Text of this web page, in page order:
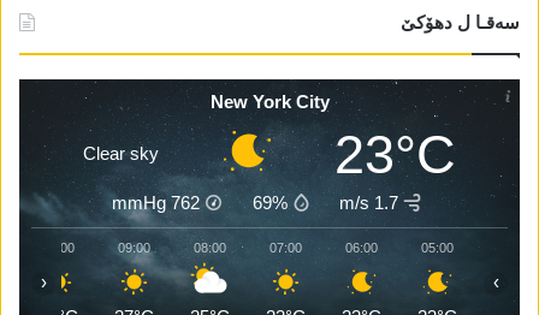
سەقـا ل دھۆکێ
New York City
23°C
Clear sky
1.7 m/s
69%
762
mmHg
05:00
06:00
07:00
08:00
09:00
10:00
‹ ›